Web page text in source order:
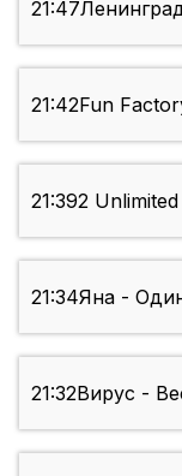
21:47
21:42Fun
21:392
21:34Яна -
21:32Вирус -